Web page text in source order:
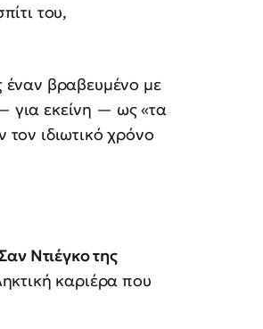
του,
έναν βραβευμένο με
για εκείνη — ως «τα
ιδιωτικό χρόνο
Ντιέγκο της
καριέρα που